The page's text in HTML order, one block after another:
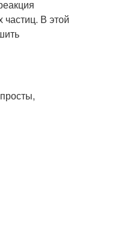
В этой